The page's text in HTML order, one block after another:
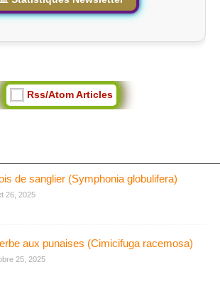
Rss/Atom Articles
de sanglier (Symphonia globulifera)
26, 2025
aux punaises (Cimicifuga racemosa)
25, 2025